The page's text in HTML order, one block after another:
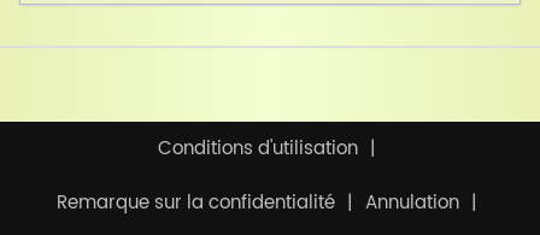
Conditions d'utilisation
Remarque sur la confidentialité
Annulation